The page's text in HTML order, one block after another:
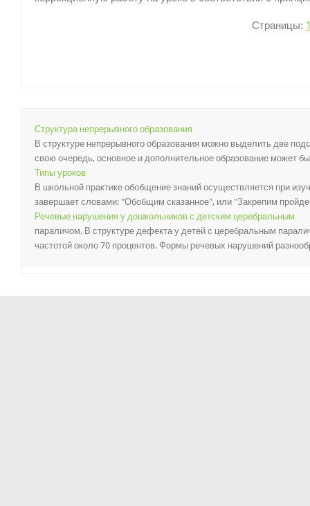
Страницы:
Структура непрерывного образования
В структуре непрерывного образования можно выделить две
свою очередь, основное и дополнительное образование может
Типы уроков
В школьной практике обобщение знаний осуществляется при
завершает словами: "Обобщим сказанное", или "Закрепим
Речевые нарушения у дошкольников с детским церебральным
параличом. В структуре дефекта у детей с церебральным
частотой около 70 процентов. Формы речевых нарушений